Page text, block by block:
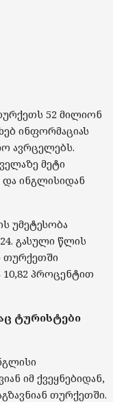
52 მილიონ
ინფორმაციას
ავრცელებს.
მეტი
და ინგლისიდან
უმეტესობა
გასული წლის
თურქეთში
პროცენტით
ტურისტები
იმ ქვეყნებიდან,
თურქეთში.